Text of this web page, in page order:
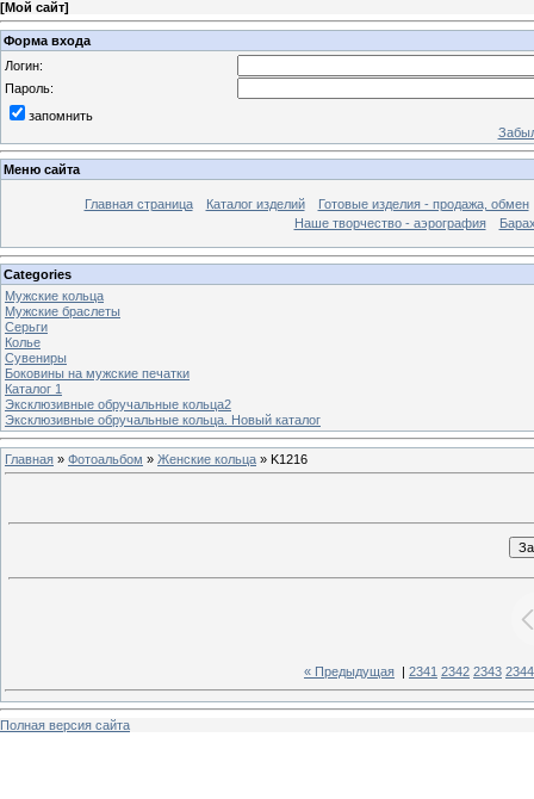
[Мой сайт]
Форма входа
Логин:
Пароль:
запомнить
Меню сайта
Главная страница Каталог изделий
Готовые изделия - продажа, обмен
Наше творчество - аэрография
Categories
Мужские кольца
Мужские браслеты
Серьги
Колье
Сувениры
Боковины на мужские печатки
Каталог 1
Эксклюзивные обручальные кольца2
Эксклюзивные обручальные кольца. Новый каталог
Главная » Фотоальбом » Женские кольца » K1216
« Предыдущая 2341 2342 2343 2344
Полная версия сайта